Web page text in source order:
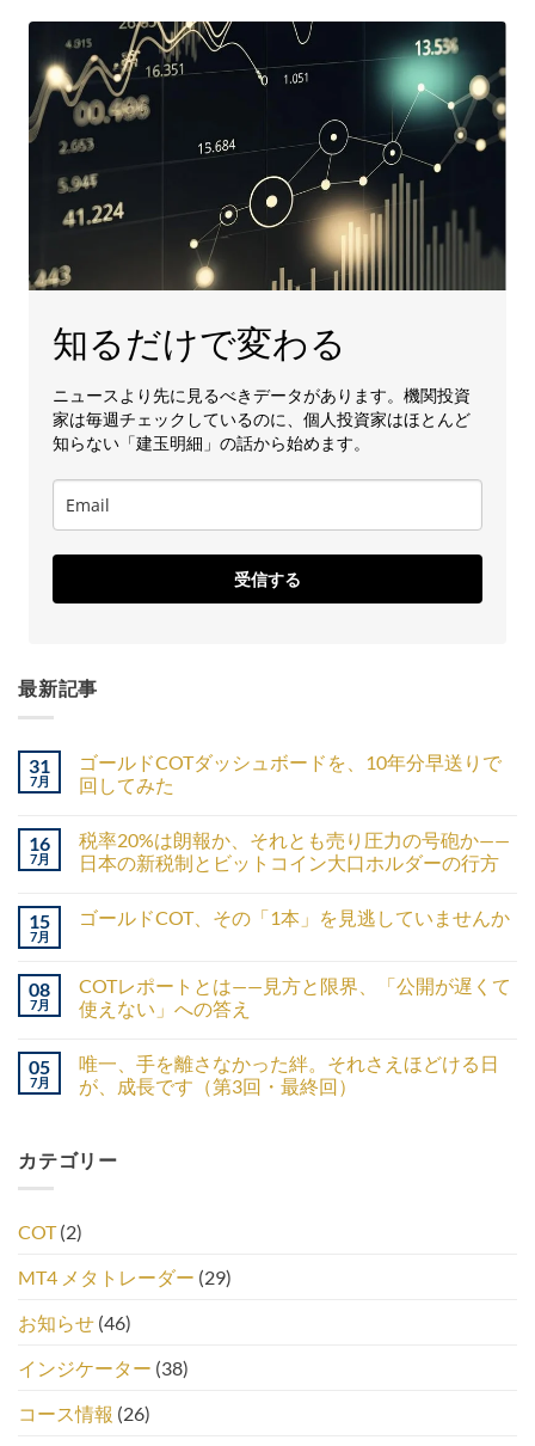
知るだけで変わる
ニュースより先に見るべきデータがあります。機関投資
家は毎週チェックしているのに、個人投資家はほとんど
知らない「建玉明細」の話から始めます。
受信する
最新記事
31
7月
ゴールドCOTダッシュボードを、10年分早送りで
回してみた
16
7月
税率20%は朗報か、それとも売り圧力の号砲か——
日本の新税制とビットコイン大口ホルダーの行方
15
7月
ゴールドCOT、その「1本」を見逃していませんか
08
7月
COTレポートとは——見方と限界、「公開が遅くて
使えない」への答え
05
7月
唯一、手を離さなかった絆。それさえほどける日
が、成長です（第3回・最終回）
カテゴリー
COT(2)
MT4 メタトレーダー (29)
お知らせ (46)
インジケーター (38)
コース情報 (26)